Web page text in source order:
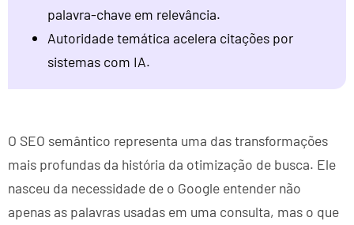
palavra-chave em relevância.
Autoridade temática acelera citações por
sistemas com IA.
O SEO semântico representa uma das transformações
mais profundas da história da otimização de busca. Ele
nasceu da necessidade de o Google entender não
apenas as palavras usadas em uma consulta, mas o que